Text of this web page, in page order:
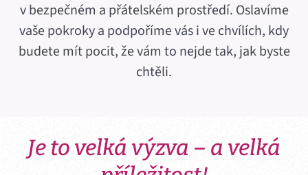
v bezpečném a přátelském prostředí. Oslavíme
vaše pokroky a podpoříme vás i ve chvílích, kdy
budete mít pocit, že vám to nejde tak, jak byste
chtěli.
Je to velká výzva – a velká